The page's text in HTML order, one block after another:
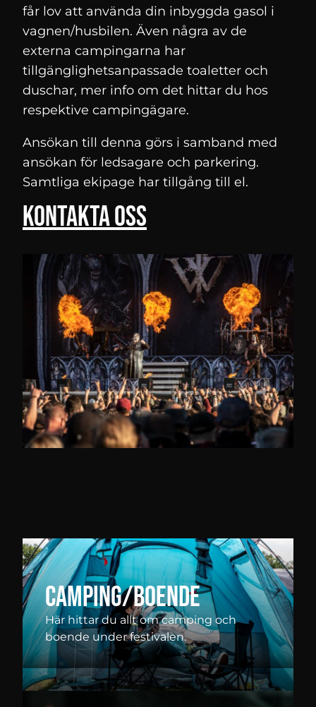
får lov att använda din inbyggda gasol i
vagnen/husbilen. Även några av de
externa campingarna har
tillgänglighetsanpassade toaletter och
duschar, mer info om det hittar du hos
respektive campingägare.
Ansökan till denna görs i samband med
ansökan för ledsagare och parkering.
Samtliga ekipage har tillgång till el.
Kontakta oss
Camping/Boende
Här hittar du allt om camping och
boende under festivalen.